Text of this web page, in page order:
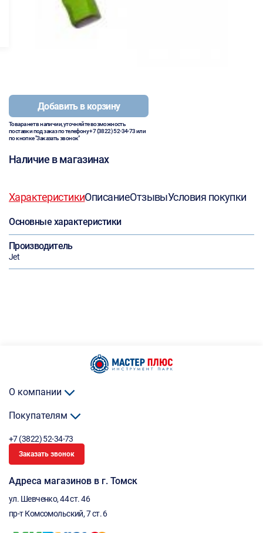
Добавить в корзину
Товара нет в наличии, уточняйте возможность
поставки под заказ по телефону+7 (3822) 52-34-73или
по кнопке "Заказать звонок"
Наличие в магазинах
ХарактеристикиОписаниеОтзывыУсловия покупки
Основные характеристики
Производитель
Jet
О компании
Покупателям
+7 (3822) 52-34-73
Заказать звонок
Адреса магазинов в г. Томск
ул. Шевченко, 44 ст. 46
пр-т Комсомольский, 7 ст. 6